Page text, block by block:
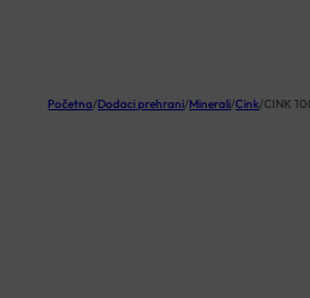
Početna/Dodaci prehrani/Minerali/Cink/CINK